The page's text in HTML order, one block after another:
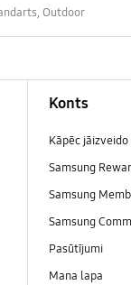
Outdoor
Konts
Kāpēc
Samsung
Samsung
Samsung
Pasūtījumi
Mana lapa